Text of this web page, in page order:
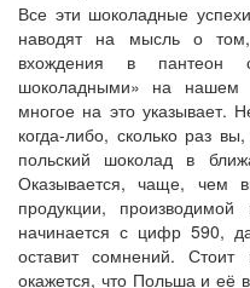
Все эти шоколадные
наводят на мысль о
вхождения в пантеон
шоколадными» на нашем
многое на это указывает.
когда-либо, сколько раз
польский шоколад в
Оказывается, чаще, чем
продукции,
начинается с цифр 590,
оставит сомнений. Стоит
окажется, что Польша и её